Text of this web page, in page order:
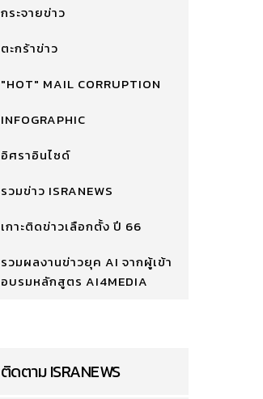
กระจายข่าว
ตะกร้าข่าว
"HOT" MAIL CORRUPTION
INFOGRAPHIC
อิศราอินไซด์
รวมข่าว ISRANEWS
เกาะติดข่าวเลือกตั้ง ปี 66
รวมผลงานข่าวยุค AI จากผู้เข้า
อบรมหลักสูตร AI4MEDIA
ติดตาม ISRANEWS